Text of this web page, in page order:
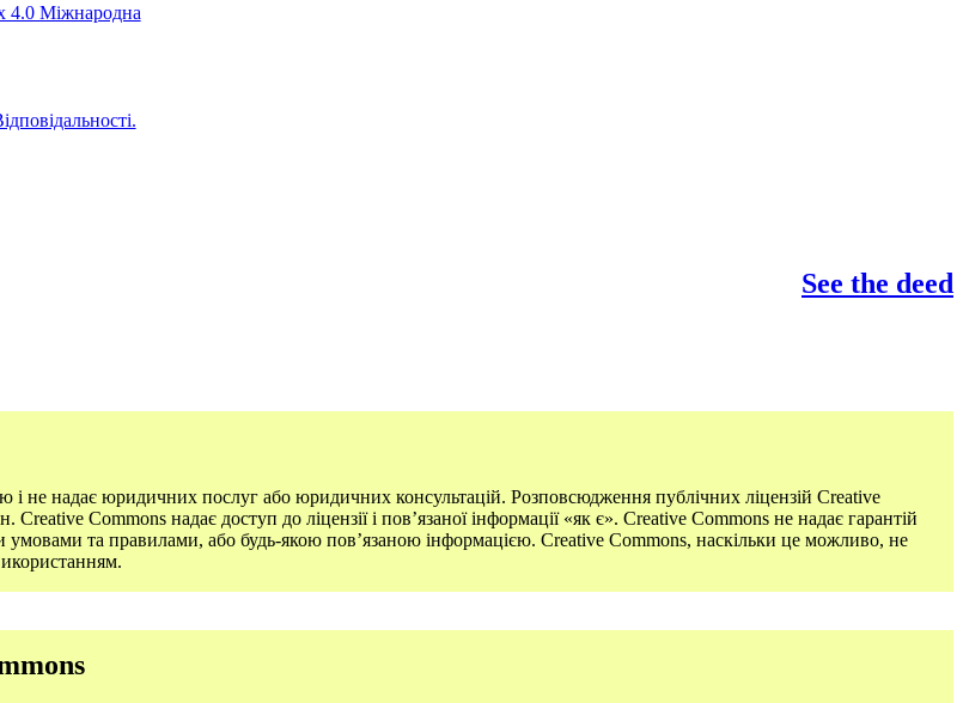
4.0 Міжнародна
See the deed
надає юридичних послуг або юридичних консультацій. Розповсюдження публічних ліцензій Creative
Commons надає доступ до ліцензії і пов’язаної інформації «як є». Creative Commons не надає гарантій
умовами та правилами, або будь-якою пов’язаною інформацією. Creative Commons, наскільки це можливо, не